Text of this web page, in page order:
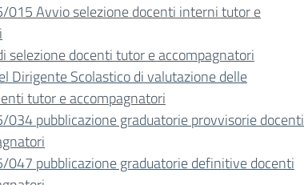
015 Avvio selezione docenti interni tutor e
selezione docenti tutor e accompagnatori
Dirigente Scolastico di valutazione delle
tutor e accompagnatori
034 pubblicazione graduatorie provvisorie docenti
047 pubblicazione graduatorie definitive docenti